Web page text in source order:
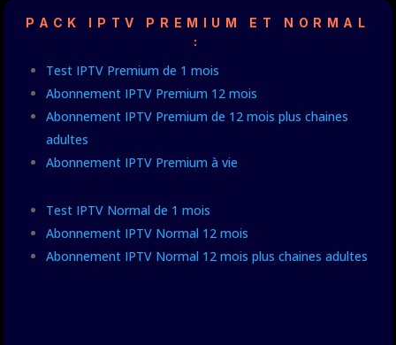
PACK IPTV PREMIUM ET NORMAL
:
Test IPTV Premium de 1 mois
Abonnement IPTV Premium 12 mois
Abonnement IPTV Premium de 12 mois plus chaines
adultes
Abonnement IPTV Premium à vie
Test IPTV Normal de 1 mois
Abonnement IPTV Normal 12 mois
Abonnement IPTV Normal 12 mois plus chaines adultes